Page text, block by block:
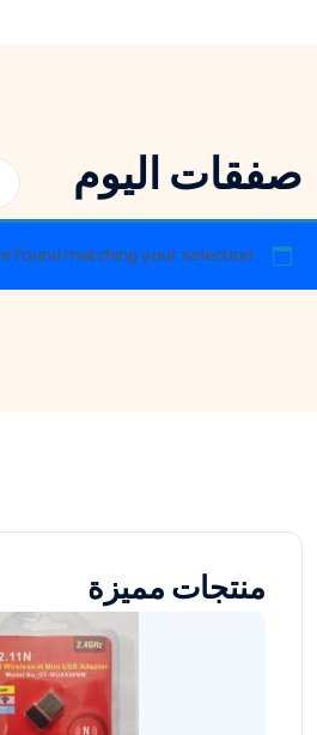
صفقات اليوم
found matching your selection.
منتجات مميزة